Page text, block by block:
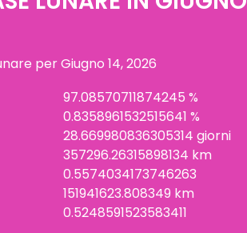
perGiugno 14, 2026
97.08570711874245 %
0.8358961532515641 %
28.669980836305314 giorni
357296.26315898134 km
0.5574034173746263
151941623.808349 km
0.5248591523583411